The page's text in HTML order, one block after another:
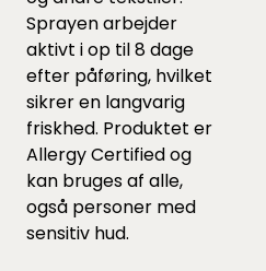
Sprayen arbejder
aktivt i op til 8 dage
efter påføring, hvilket
sikrer en langvarig
friskhed. Produktet er
Allergy Certified og
kan bruges af alle,
også personer med
sensitiv hud.